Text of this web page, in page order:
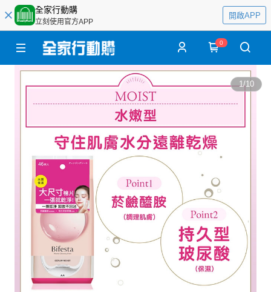
全家行動購
立刻使用官方APP
開啟APP
0
1/10